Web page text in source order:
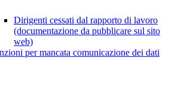
Dirigenti cessati dal rapporto di lavoro
(documentazione da pubblicare sul sito
web)
per mancata comunicazione dei dati